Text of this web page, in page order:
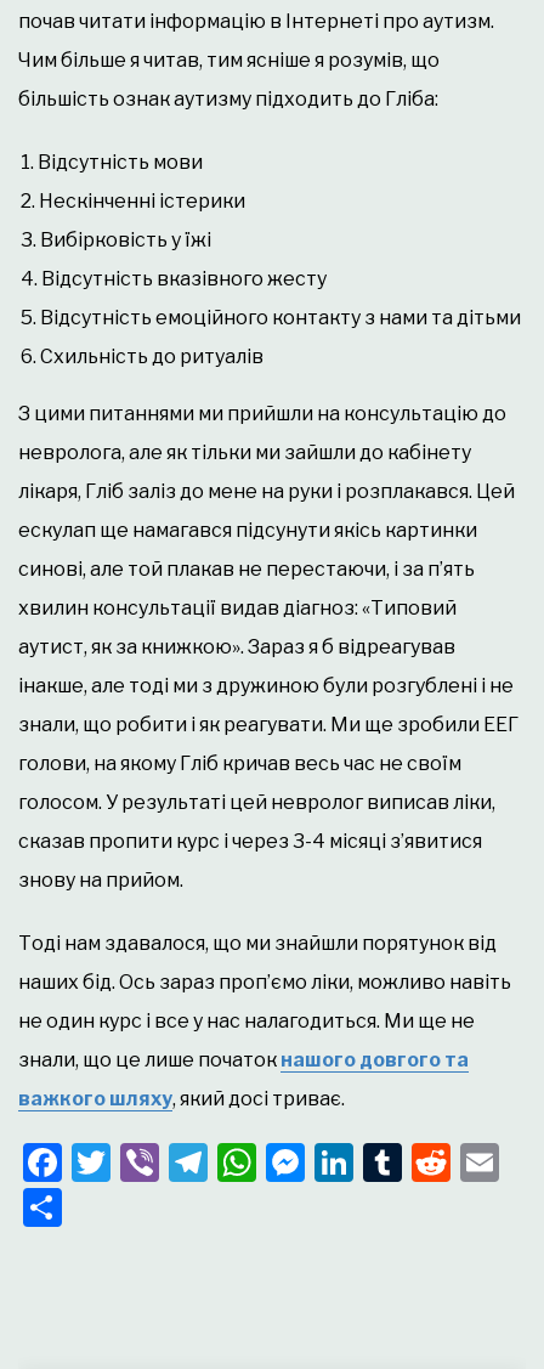
почав читати інформацію в Інтернеті про аутизм.
Чим більше я читав, тим ясніше я розумів, що
більшість ознак аутизму підходить до Гліба:
Відсутність мови
Нескінченні істерики
Вибірковість у їжі
Відсутність вказівного жесту
Відсутність емоційного контакту з нами та дітьми
Схильність до ритуалів
З цими питаннями ми прийшли на консультацію до
невролога, але як тільки ми зайшли до кабінету
лікаря, Гліб заліз до мене на руки і розплакався. Цей
ескулап ще намагався підсунути якісь картинки
синові, але той плакав не перестаючи, і за п’ять
хвилин консультації видав діагноз: «Типовий
аутист, як за книжкою». Зараз я б відреагував
інакше, але тоді ми з дружиною були розгублені і не
знали, що робити і як реагувати. Ми ще зробили ЕЕГ
голови, на якому Гліб кричав весь час не своїм
голосом. У результаті цей невролог виписав ліки,
сказав пропити курс і через 3-4 місяці з’явитися
знову на прийом.
Тоді нам здавалося, що ми знайшли порятунок від
наших бід. Ось зараз проп’ємо ліки, можливо навіть
не один курс і все у нас налагодиться. Ми ще не
знали, що це лише початок нашого довгого та
важкого шляху, який досі триває.
Facebook
Twitter
ViberTelegram
WhatsApp
Messenger
LinkedIn
Tumblr